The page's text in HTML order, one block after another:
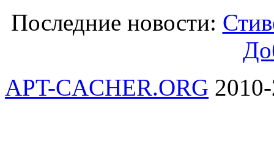
Последние новости:
APT-CACHER.ORG